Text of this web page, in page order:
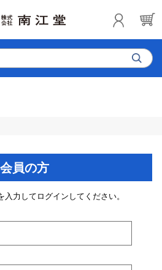
会員の方
力してログインしてください。